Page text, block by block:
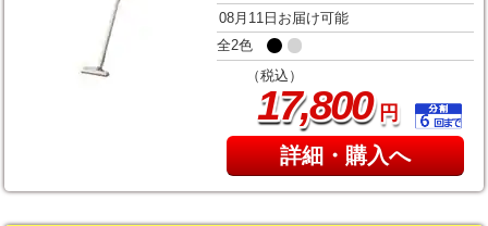
08月11日お届け可能
全2色
（税込）
17,800円
詳細・購入へ